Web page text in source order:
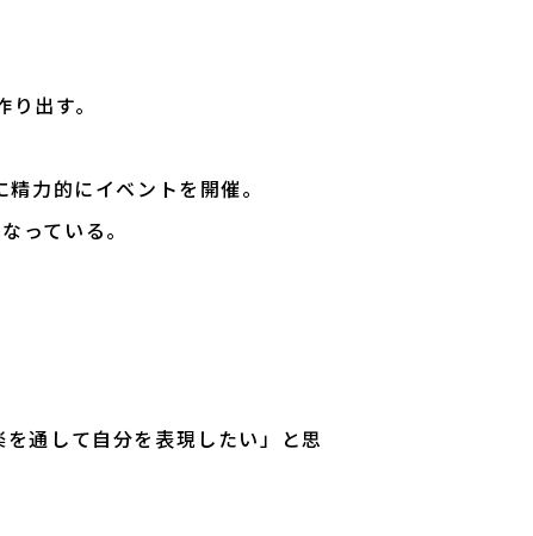
出す。
力的にイベントを開催。
っている。
通して自分を表現したい」と思